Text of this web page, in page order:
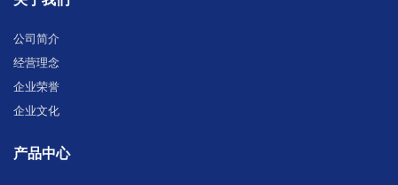
公司简介
经营理念
企业荣誉
企业文化
产品中心